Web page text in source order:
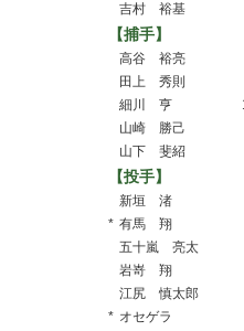
吉村 裕基
【捕手】
高谷 裕亮
田上 秀則
細川 亨
山崎 勝己
山下 斐紹
【投手】
新垣 渚
* 有馬 翔
五十嵐 亮太
岩嵜 翔
江尻 慎太郎
* オセゲラ